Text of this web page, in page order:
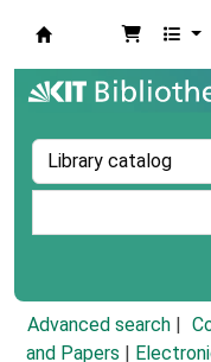
Advanced search
and Papers